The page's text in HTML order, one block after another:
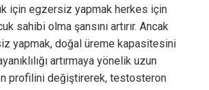
için egzersiz yapmak herkes için
sahibi olma şansını artırır. Ancak
yapmak, doğal üreme kapasitesini
artırmaya yönelik uzun
profilini değiştirerek, testosteron